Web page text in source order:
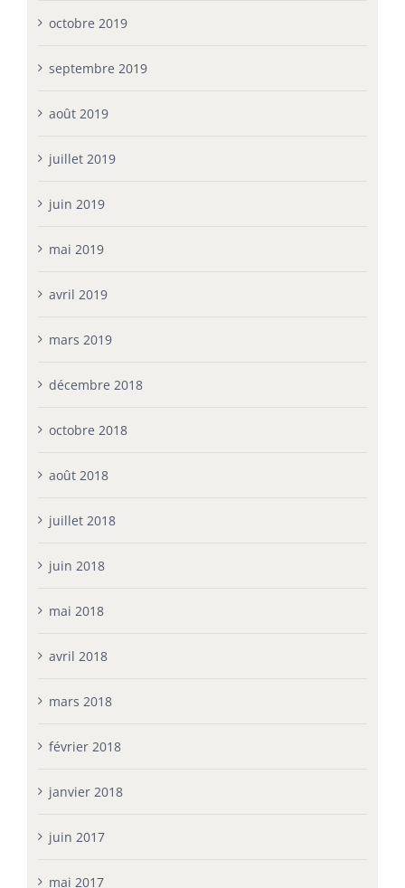
octobre 2019
septembre 2019
août 2019
juillet 2019
juin 2019
mai 2019
avril 2019
mars 2019
décembre 2018
octobre 2018
août 2018
juillet 2018
juin 2018
mai 2018
avril 2018
mars 2018
février 2018
janvier 2018
juin 2017
mai 2017